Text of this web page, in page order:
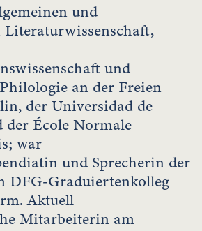
und
Literaturwissenschaft,
und
an der Freien
der Universidad de
École Normale
war
und Sprecherin der
DFG-Graduiertenkolleg
Aktuell
Mitarbeiterin am